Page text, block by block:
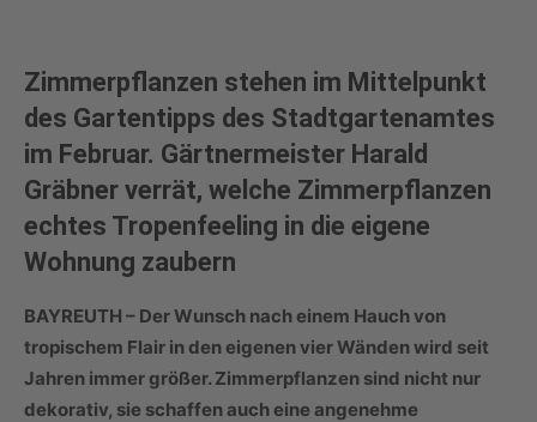
Zimmerpflanzen stehen im Mittelpunkt
des Gartentipps des Stadtgartenamtes
im Februar. Gärtnermeister Harald
Gräbner verrät, welche Zimmerpflanzen
echtes Tropenfeeling in die eigene
Wohnung zaubern
BAYREUTH – Der Wunsch nach einem Hauch von
tropischem Flair in den eigenen vier Wänden wird seit
Jahren immer größer. Zimmerpflanzen sind nicht nur
dekorativ, sie schaffen auch eine angenehme